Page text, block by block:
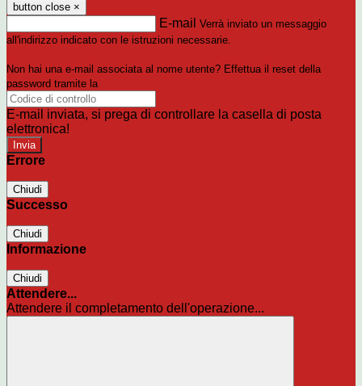
button close ×
E-mail Verrà inviato un messaggio
all'indirizzo indicato con le istruzioni necessarie.
Non hai una e-mail associata al nome utente? Effettua il reset della
password tramite la
E-mail inviata, si prega di controllare la casella di posta
elettronica!
Errore
Chiudi
Successo
Chiudi
Informazione
Chiudi
Attendere...
Attendere il completamento dell'operazione...